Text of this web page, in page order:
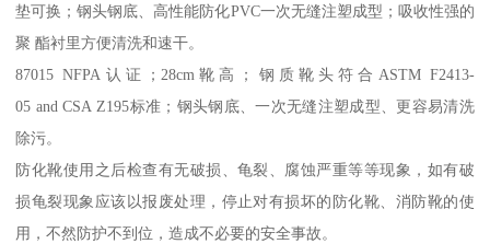
垫可换；钢头钢底、高性能防化PVC一次无缝注塑成型；吸收性强的
聚 酯衬里方便清洗和速干。
87015 NFPA认证；28cm靴高；钢质靴头符合ASTM F2413-
05 and CSA Z195标准；钢头钢底、一次无缝注塑成型、更容易清洗
除污。
防化靴使用之后检查有无破损、龟裂、腐蚀严重等等现象，如有破
损龟裂现象应该以报废处理，停止对有损坏的防化靴、消防靴的使
用，不然防护不到位，造成不必要的安全事故。